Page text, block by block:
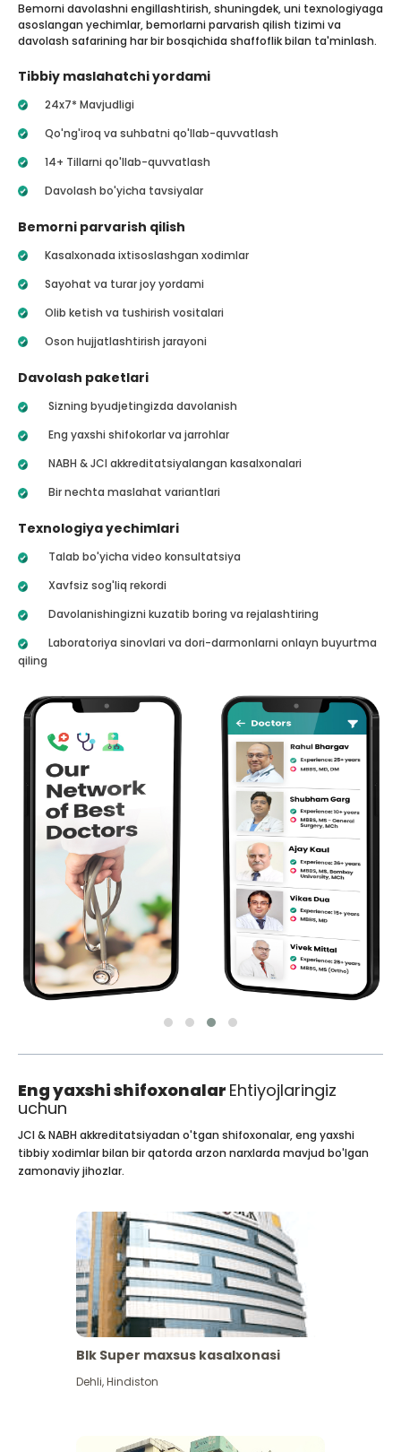
Bemorni davolashni engillashtirish, shuningdek, uni texnologiyaga
asoslangan yechimlar, bemorlarni parvarish qilish tizimi va
davolash safarining har bir bosqichida shaffoflik bilan ta'minlash.
Tibbiy maslahatchi yordami
24x7* Mavjudligi
Qo'ng'iroq va suhbatni qo'llab-quvvatlash
14+ Tillarni qo'llab-quvvatlash
Davolash bo'yicha tavsiyalar
Bemorni parvarish qilish
Kasalxonada ixtisoslashgan xodimlar
Sayohat va turar joy yordami
Olib ketish va tushirish vositalari
Oson hujjatlashtirish jarayoni
Davolash paketlari
Sizning byudjetingizda davolanish
Eng yaxshi shifokorlar va jarrohlar
NABH & JCI akkreditatsiyalangan kasalxonalari
Bir nechta maslahat variantlari
Texnologiya yechimlari
Talab bo'yicha video konsultatsiya
Xavfsiz sog'liq rekordi
Davolanishingizni kuzatib boring va rejalashtiring
Laboratoriya sinovlari va dori-darmonlarni onlayn buyurtma
qiling
Eng yaxshi shifoxonalar Ehtiyojlaringiz
uchun
JCI & NABH akkreditatsiyadan o'tgan shifoxonalar, eng yaxshi
tibbiy xodimlar bilan bir qatorda arzon narxlarda mavjud bo'lgan
zamonaviy jihozlar.
Blk Super maxsus kasalxonasi
Dehli,Hindiston